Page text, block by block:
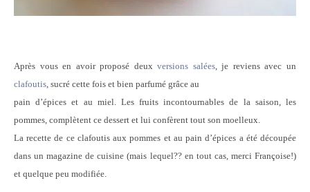
Après vous en avoir proposé deuxversions salées, je reviens avec un
clafoutis, sucré cette fois et bien parfumé grâce au
pain d’épices et au miel. Les fruits incontournables de la saison, les
pommes, complètent ce dessert et lui confèrent tout son moelleux.
La recette de ce clafoutis aux pommes et au pain d’épices a été découpée
dans un magazine de cuisine (mais lequel?? en tout cas, merci Françoise!)
et quelque peu modifiée.